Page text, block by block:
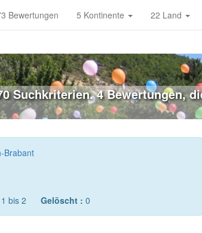
Bewertungen 5 Kontinente 22 Land
Suchkriterien. 4 Bewertungen,
Brabant
1 bis 2 Gelöscht : 0